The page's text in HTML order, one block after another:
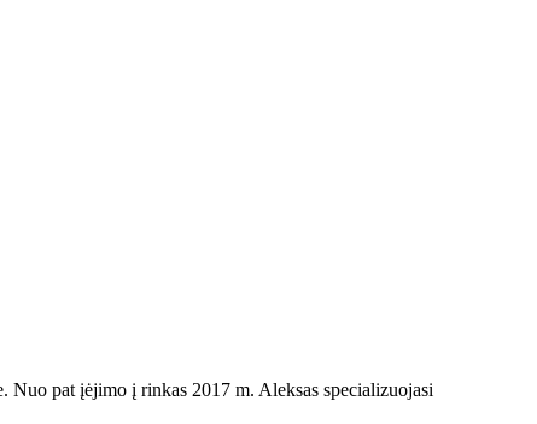
pat įėjimo į rinkas 2017 m. Aleksas specializuojasi